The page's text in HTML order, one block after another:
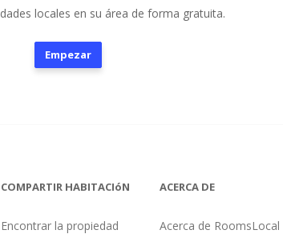
locales en su área de forma gratuita.
Empezar
COMPARTIR HABITACIóN
Encontrar la propiedad
ACERCA DE
Acerca de RoomsLocal